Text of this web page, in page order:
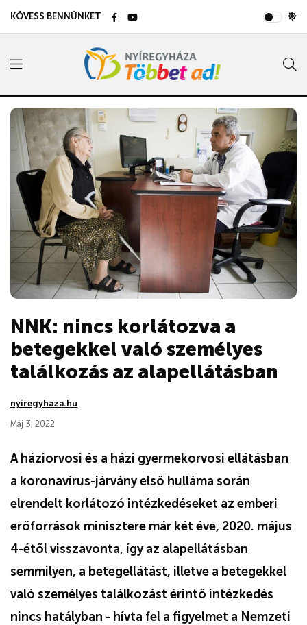
KÖVESS BENNÜNKET
NNK: nincs korlátozva a
betegekkel való személyes
találkozás az alapellátásban
nyiregyhaza.hu
Máj 3, 2022
A háziorvosi és a házi gyermekorvosi ellátásban
a koronavírus-járvány első hulláma során
elrendelt korlátozó intézkedéseket az emberi
erőforrások minisztere már két éve, 2020. május
4-étől visszavonta, így az alapellátásban
semmilyen, a betegellátást, illetve a betegekkel
való személyes találkozást érintő intézkedés
nincs hatályban - hívta fel a figyelmet a Nemzeti